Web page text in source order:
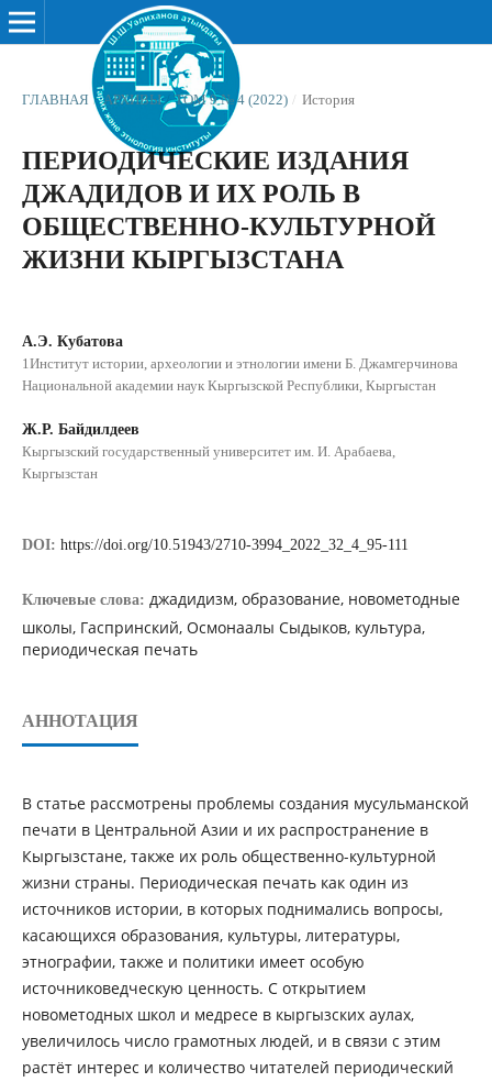
ГЛАВНАЯ / АРХИВЫ / ТОМ 9 № 4 (2022) / История
ПЕРИОДИЧЕСКИЕ ИЗДАНИЯ
ДЖАДИДОВ И ИХ РОЛЬ В
ОБЩЕСТВЕННО-КУЛЬТУРНОЙ
ЖИЗНИ КЫРГЫЗСТАНА
А.Э. Кубатова
1Институт истории, археологии и этнологии имени Б. Джамгерчинова
Национальной академии наук Кыргызской Республики, Кыргыстан
Ж.Р. Байдилдеев
Кыргызский государственный университет им. И. Арабаева,
Кыргызстан
DOI: https://doi.org/10.51943/2710-3994_2022_32_4_95-111
Ключевые слова: джадидизм, образование, новометодные
школы, Гаспринский, Осмонаалы Сыдыков, культура,
периодическая печать
АННОТАЦИЯ
В статье рассмотрены проблемы создания мусульманской
печати в Центральной Азии и их распространение в
Кыргызстане, также их роль общественно-культурной
жизни страны. Периодическая печать как один из
источников истории, в которых поднимались вопросы,
касающихся образования, культуры, литературы,
этнографии, также и политики имеет особую
источниковедческую ценность. С открытием
новометодных школ и медресе в кыргызских аулах,
увеличилось число грамотных людей, и в связи с этим
растёт интерес и количество читателей периодический